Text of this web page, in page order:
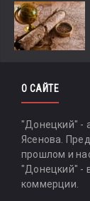
О САЙТЕ
"Донецкий" -
Ясенова.
прошлом и
"Донецкий" -
коммерции.